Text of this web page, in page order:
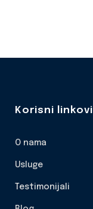
Korisni linkovi
O nama
Usluge
Testimonijali